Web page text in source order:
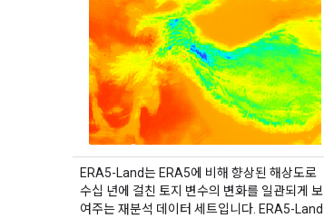
ERA5-Land는 ERA5에 비해 향상된 해상도로
수십 년에 걸친 토지 변수의 변화를 일관되게 보
여주는 재분석 데이터 세트입니다. ERA5-Land